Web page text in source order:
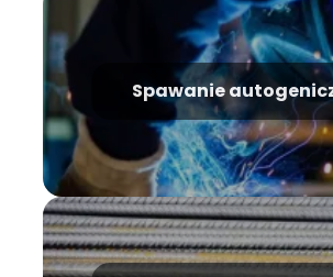
Spawanie